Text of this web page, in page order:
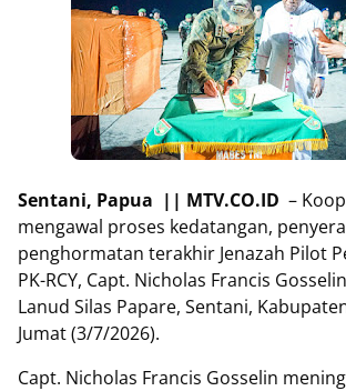
Sentani, Papua || MTV.CO.ID –
mengawal proses kedatangan,
penghormatan terakhir Jenazah Pilot
PK-RCY, Capt. Nicholas Francis
Lanud Silas Papare, Sentani,
Jumat (3/7/2026).
Capt. Nicholas Francis Gosselin